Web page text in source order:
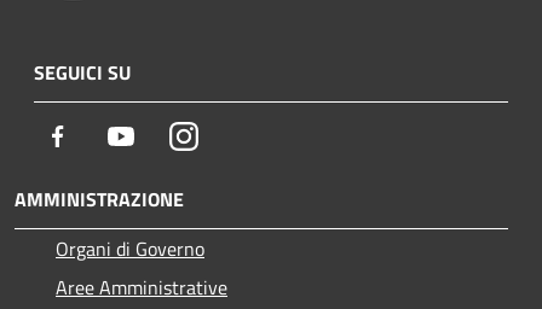
SEGUICI SU
Facebook YoutubeInstagram
AMMINISTRAZIONE
Organi di Governo
Aree Amministrative